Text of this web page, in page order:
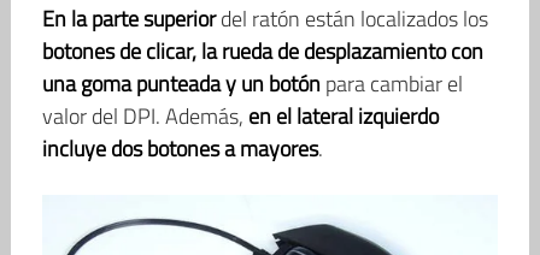
En la parte superiordel ratón están localizados los
botones de clicar, la rueda de desplazamiento con
una goma punteada y un botónpara cambiar el
valor del DPI. Además, en el lateral izquierdo
incluye dos botones a mayores.